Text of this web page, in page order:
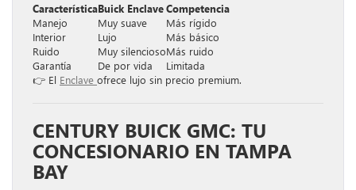
CaracterísticaBuick EnclaveCompetencia
Manejo
Muy suave
Más rígido
Interior
Lujo
Más básico
Ruido
Muy silenciosoMás ruido
Garantía
De por vida
Limitada
👉 El Enclave ofrece lujo sin precio premium.
CENTURY BUICK GMC: TU
CONCESIONARIO EN TAMPA
BAY